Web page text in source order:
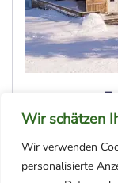
Wir schätzen
Wir verwenden
personalisierte